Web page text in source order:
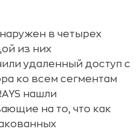
в четырех
из них
удаленный доступ с
ко всем сегментам
нашли
на то, что как